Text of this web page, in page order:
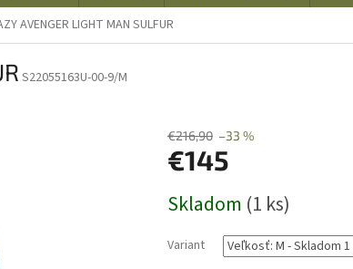
AVENGER LIGHT MAN SULFUR
S22055163U-00-9/M
€216,90 –33 %
€145
cena:
Skladom (1 ks)
Variant